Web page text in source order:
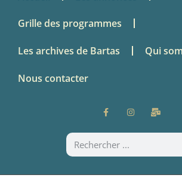
Grille des programmes
Les archives de Bartas Qui
Nous contacter